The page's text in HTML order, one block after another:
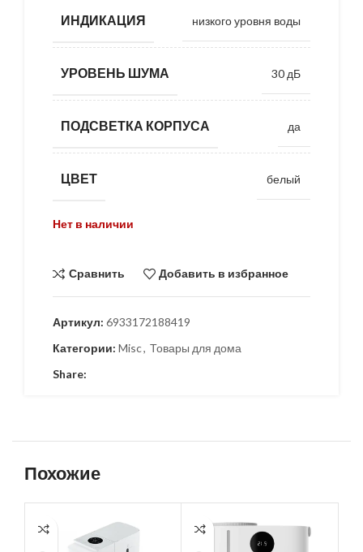
ИНДИКАЦИЯ низкого уровня воды
УРОВЕНЬ ШУМА 30 дБ
ПОДСВЕТКА КОРПУСА да
ЦВЕТ белый
Нет в наличии
Сравнить Добавить в избранное
Артикул: 6933172188419
Категории: Misc, Товары для дома
Share:
Похожие